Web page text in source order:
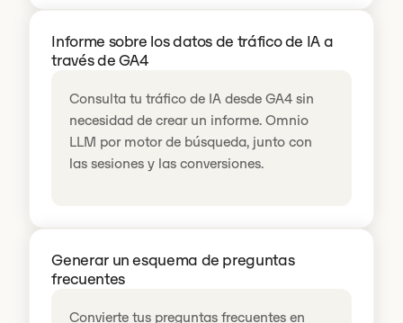
Informe sobre los datos de tráfico de IA a
través de GA4
Consulta tu tráfico de IA desde GA4 sin
necesidad de crear un informe. Omnio
LLM por motor de búsqueda, junto con
las sesiones y las conversiones.
Generar un esquema de preguntas
frecuentes
Convierte tus preguntas frecuentes en